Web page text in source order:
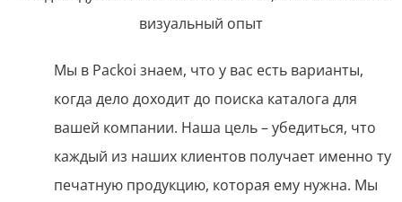
Мы в Packoi знаем, что у вас есть варианты,
когда дело доходит до поиска каталога для
вашей компании. Наша цель – убедиться, что
каждый из наших клиентов получает именно ту
печатную продукцию, которая ему нужна. Мы